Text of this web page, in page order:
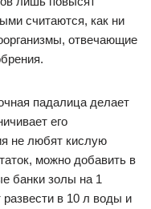
считаются, как ни
отвечающие
падалица делает
его
не любят кислую
можно добавить в
банки золы на 1
в 10 л воды и